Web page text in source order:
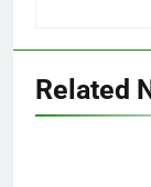
Related